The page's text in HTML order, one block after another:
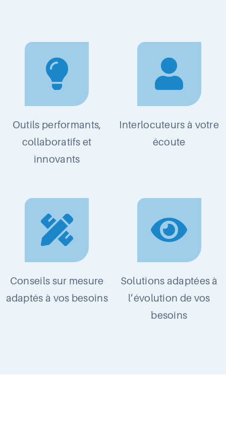
Outils performants,
collaboratifs et
innovants
Interlocuteurs à votre
écoute
Conseils sur mesure
adaptés à vos besoins
Solutions adaptées à
l’évolution de vos
besoins